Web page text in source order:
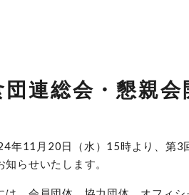
連総会・懇親
年11月20日（水）15時より、第3
知らせいたします。